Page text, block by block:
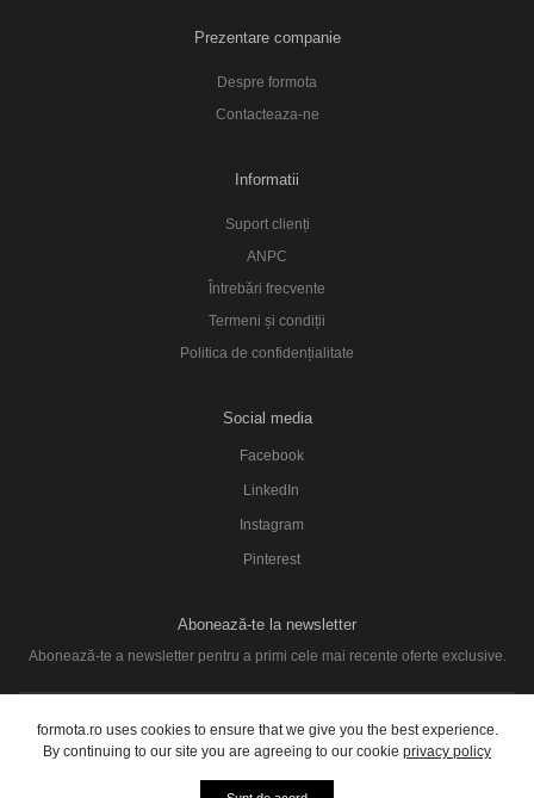
Prezentare companie
Despre formota
Contacteaza-ne
Informatii
Suport clienți
ANPC
Întrebări frecvente
Termeni și condiții
Politica de confidențialitate
Social media
Facebook
LinkedIn
Instagram
Pinterest
Abonează-te la newsletter
Abonează-te a newsletter pentru a primi cele mai recente oferte exclusive.
© 2026 formota. Toate drepturile rezervate.
formota.ro uses cookies to ensure that we give you the best experience.
By continuing to our site you are agreeing to our cookie privacy policy